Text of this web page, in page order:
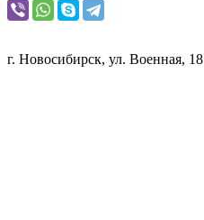
г. Новосибирск, ул. Военная, 18